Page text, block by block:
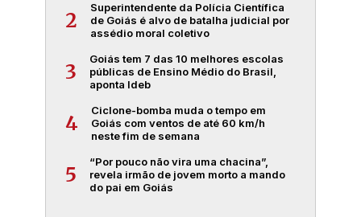
2
Superintendente da Polícia Científica
de Goiás é alvo de batalha judicial por
assédio moral coletivo
3
Goiás tem 7 das 10 melhores escolas
públicas de Ensino Médio do Brasil,
aponta Ideb
4
Ciclone-bomba muda o tempo em
Goiás com ventos de até 60 km/h
neste fim de semana
5
“Por pouco não vira uma chacina”,
revela irmão de jovem morto a mando
do pai em Goiás